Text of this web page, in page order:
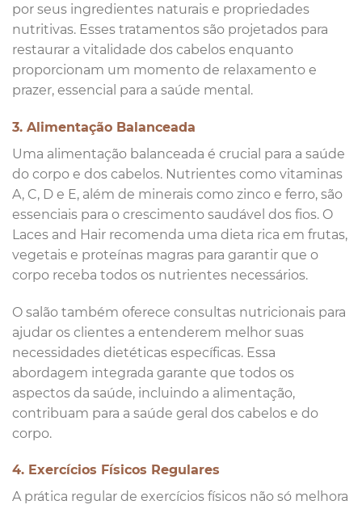
por seus ingredientes naturais e propriedades
nutritivas. Esses tratamentos são projetados para
restaurar a vitalidade dos cabelos enquanto
proporcionam um momento de relaxamento e
prazer, essencial para a saúde mental.
3. Alimentação Balanceada
Uma alimentação balanceada é crucial para a saúde
do corpo e dos cabelos. Nutrientes como vitaminas
A, C, D e E, além de minerais como zinco e ferro, são
essenciais para o crescimento saudável dos fios. O
Laces and Hair recomenda uma dieta rica em frutas,
vegetais e proteínas magras para garantir que o
corpo receba todos os nutrientes necessários.
O salão também oferece consultas nutricionais para
ajudar os clientes a entenderem melhor suas
necessidades dietéticas específicas. Essa
abordagem integrada garante que todos os
aspectos da saúde, incluindo a alimentação,
contribuam para a saúde geral dos cabelos e do
corpo.
4. Exercícios Físicos Regulares
A prática regular de exercícios físicos não só melhora